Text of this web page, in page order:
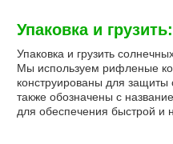
Упаковка и грузить:
Упаковка и грузить
Мы используем рифленые
конструированы для защиты
также обозначены с
для обеспечения быстрой и